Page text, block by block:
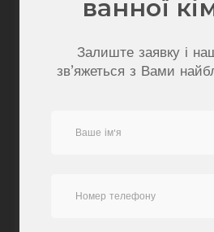
ванної
Залиште заявку і
зв’яжеться з Вами